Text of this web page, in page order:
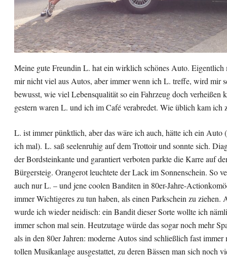
Meine gute Freundin L. hat ein wirklich schönes Auto. Eigentlich
mir nicht viel aus Autos, aber immer wenn ich L. treffe, wird mir
bewusst, wie viel Lebensqualität so ein Fahrzeug doch verheißen
gestern waren L. und ich im Café verabredet. Wie üblich kam ich
L. ist immer pünktlich, aber das wäre ich auch, hätte ich ein Auto
ich mal). L. saß seelenruhig auf dem Trottoir und sonnte sich.
der Bordsteinkante und garantiert verboten parkte die Karre auf
Bürgersteig. Orangerot leuchtete der Lack im Sonnenschein. So
auch nur L. – und jene coolen Banditen in 80er-Jahre-
immer Wichtigeres zu tun haben, als einen Parkschein zu ziehen.
wurde ich wieder neidisch: ein Bandit dieser Sorte wollte ich
immer schon mal sein. Heutzutage würde das sogar noch mehr
als in den 80er Jahren: moderne Autos sind schließlich fast immer
tollen Musikanlage ausgestattet, zu deren Bässen man sich noch